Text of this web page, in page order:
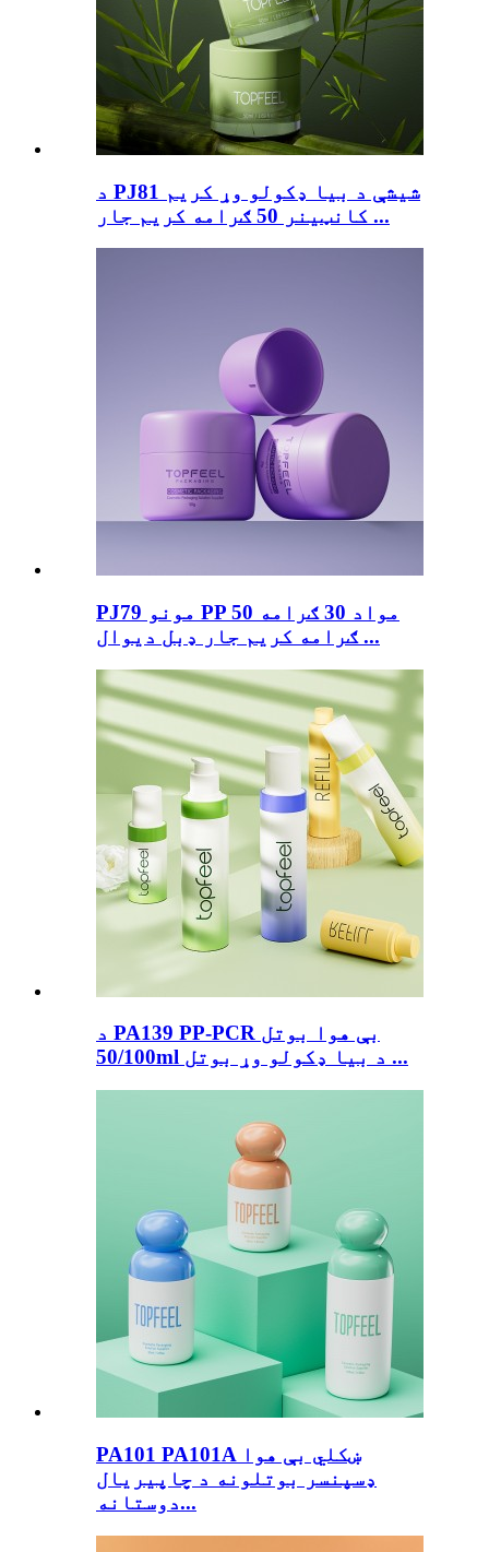
د PJ81 شیشې د بیا ډکولو وړ کریم
کانټینر 50 ګرامه کریم جار ...
PJ79 مونو PP مواد 30 ګرامه 50
ګرامه کریم جار ډبل دیوال ...
د PA139 PP-PCR بې هوا بوتل
50/100ml د بیا ډکولو وړ بوتل ...
PA101 PA101A ښکلي بې هوا
ډسپنسر بوتلونه د چاپیریال
دوستانه...